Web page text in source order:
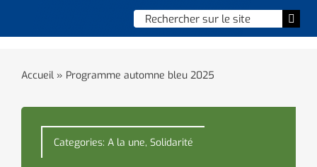
Chercher
:
Vie quotidienne
Accueil» Programme automne bleu 2025
Categories: A la une, Solidarité